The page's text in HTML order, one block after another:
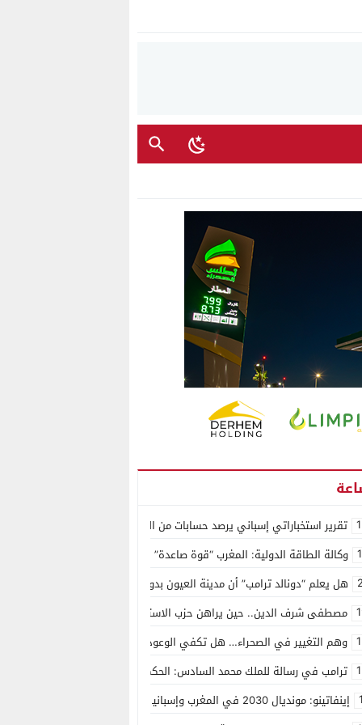
تقرير استخباراتي إسباني يرصد حسابات من الجزائر وأرقاما بـ”213+” ضمن حملة رقمية منظمة حرّضت على اقتحام سبتة
وكالة الطاقة الدولية: المغرب “قوة صاعدة” في سوق المعادن الاستراتيجية
هل يعلم “دونالد ترامب” أن مدينة العيون بدون ماء؟
مصطفى شرف الدين.. حين يراهن حزب الاستقلال على الكفاءة ويمنح الشباب
وهم التغيير في الصحراء… هل تكفي الوعود الفارغة لصناعة الواقع؟
ترامب في رسالة للملك محمد السادس: الحكم الذاتي هو الأساس الوحيد لحل
إينفاتينو: مونديال 2030 في المغرب وإسبانيا والبرتغال سيكون “الأجمل في التاريخ”